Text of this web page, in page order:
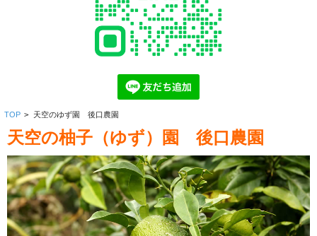
TOP > 天空のゆず園 後口農園
天空の柚子（ゆず）園 後口農園